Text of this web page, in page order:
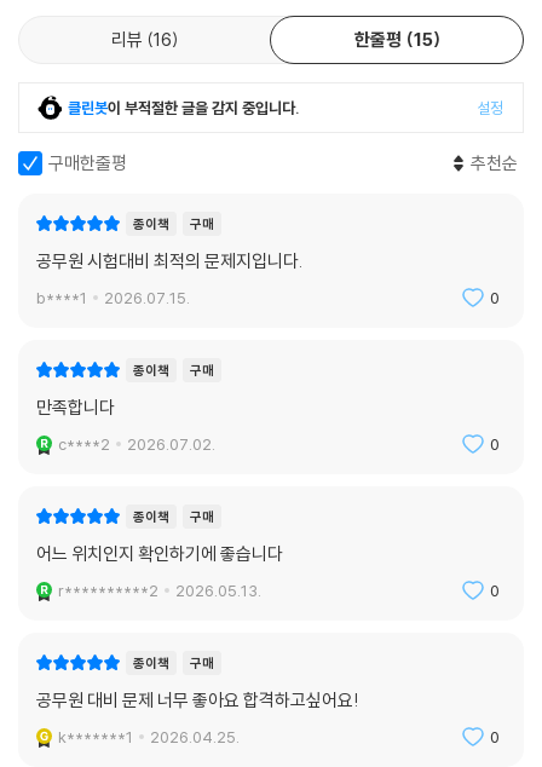
리뷰 16 한줄평 15
클린봇이 부적절한 글을 감지 중입니다. 설정
구매한줄평 추천순
종이책 구매
공무원 시험대비 최적의 문제지입니다.
b****1 2026.07.15. 0
종이책 구매
만족합니다
c****2 2026.07.02. 0
종이책 구매
어느 위치인지 확인하기에 좋습니다
r**********2 2026.05.13. 0
종이책 구매
공무원 대비 문제 너무 좋아요 합격하고싶어요!
k*******1 2026.04.25. 0